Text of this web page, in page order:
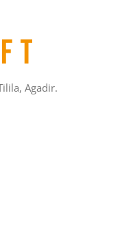
Agadir.